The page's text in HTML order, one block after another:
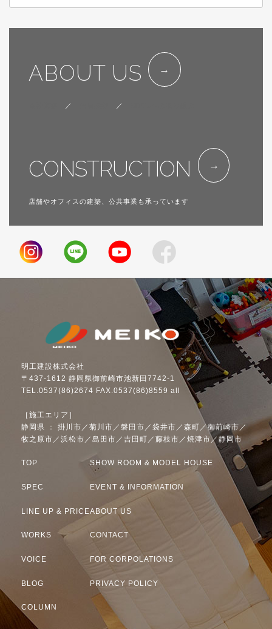
ABOUT US
／ ／
CONSTRUCTION
店舗やオフィスの建築、公共事業も承っています
明工建設株式会社
〒437-1612 静岡県御前崎市池新田7742-1
TEL.0537(86)2674 FAX.0537(86)8559 all
［施工エリア］
静岡県 ： 掛川市／菊川市／磐田市／袋井市／森町／御前崎市／
牧之原市／浜松市／島田市／吉田町／藤枝市／焼津市／静岡市
TOP
SPEC
LINE UP & PRICE
WORKS
VOICE
BLOG
COLUMN
SHOW ROOM & MODEL HOUSE
EVENT & INFORMATION
ABOUT US
CONTACT
FOR CORPOLATIONS
PRIVACY POLICY